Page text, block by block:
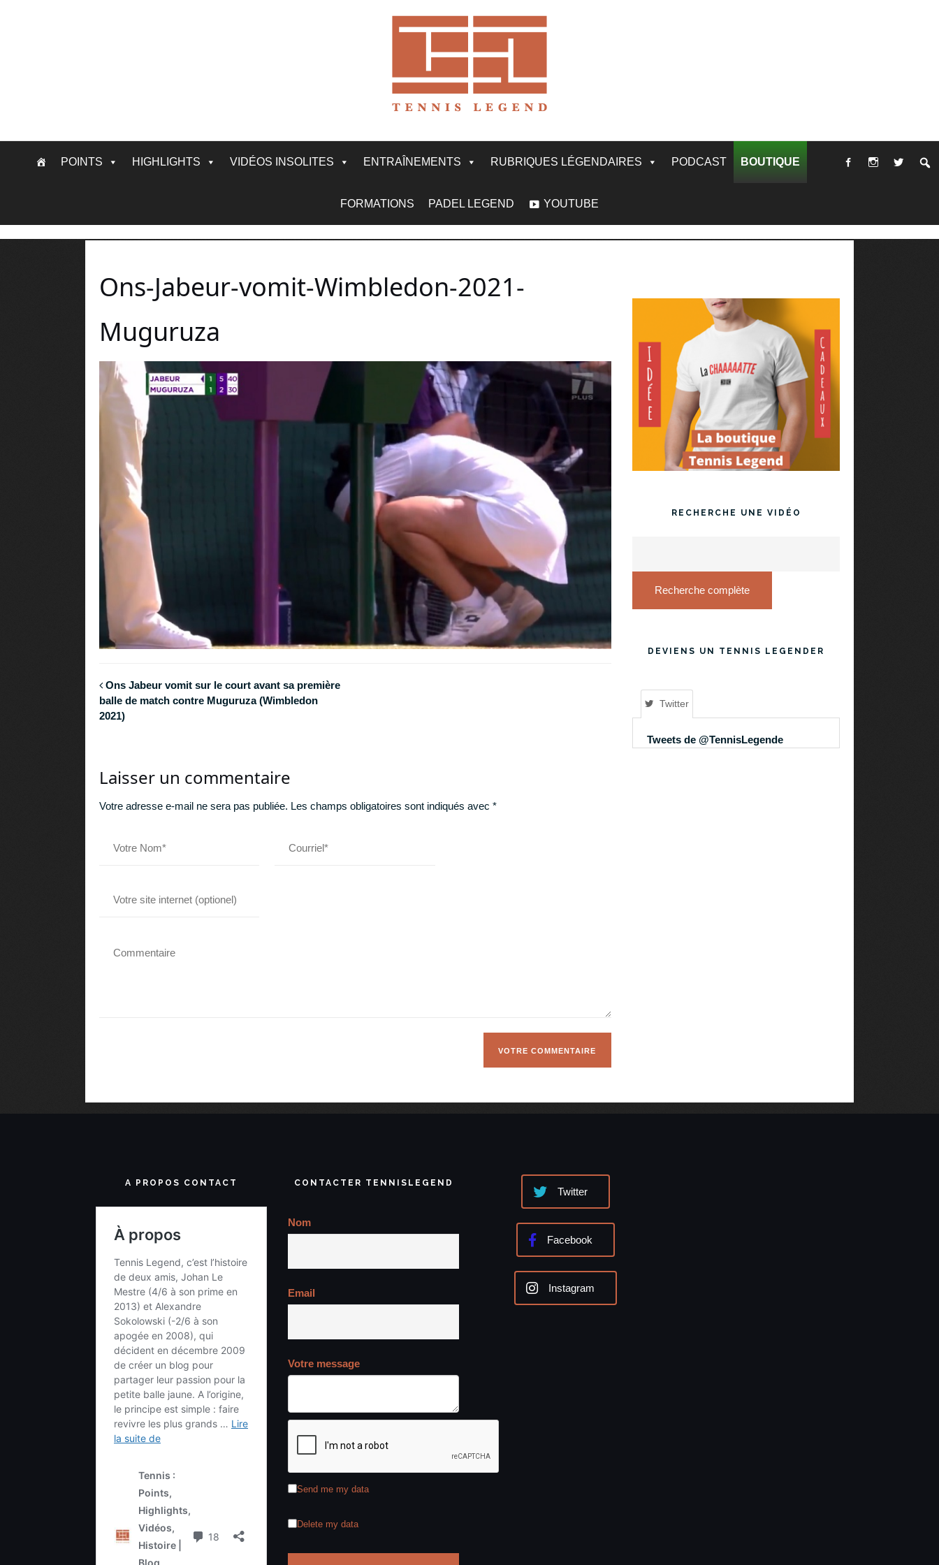
POINTS HIGHLIGHTS VIDÉOS INSOLITES ENTRAÎNEMENTS RUBRIQUES LÉGENDAIRES PODCAST BOUTIQUE
FORMATIONS PADEL LEGEND YOUTUBE
Ons-Jabeur-vomit-Wimbledon-2021-
Muguruza
Ons Jabeur vomit sur le court avant sa première
balle de match contre Muguruza (Wimbledon
2021)
Laisser un commentaire
Votre adresse e-mail ne sera pas publiée. Les champs obligatoires sont indiqués avec *
RECHERCHE UNE VIDÉO
Recherche complète
DEVIENS UN TENNIS LEGENDER
Twitter
Tweets de @TennisLegende
A PROPOS CONTACT CONTACTER TENNISLEGEND
Nom
Email
Votre message
Send me my data
Delete my data
Twitter
Facebook
Instagram